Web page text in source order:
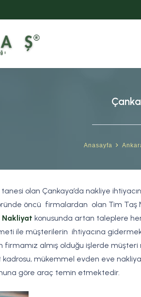
Anasayfa
olan Çankaya’da nakliye
öncü firmalardan olan Tim Taş
Nakliyat konusunda artan taleplere
ile müşterilerin ihtiyacına
almış olduğu işlerde
mükemmel evden eve
göre araç temin etmektedir.